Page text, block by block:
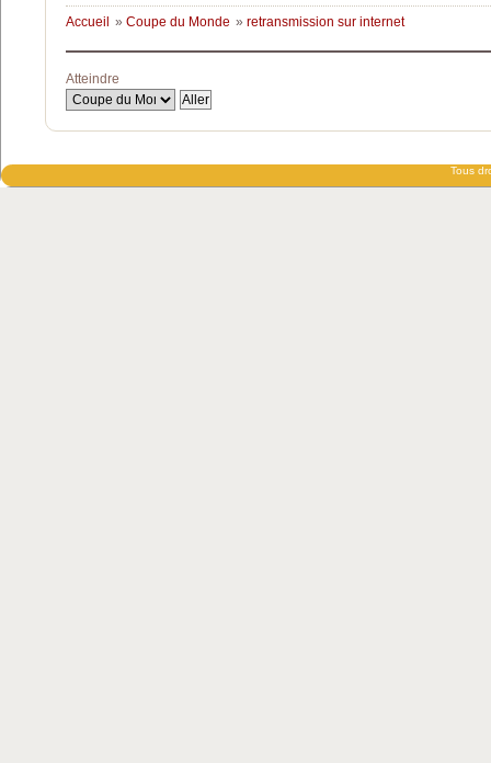
Accueil » Coupe du Monde » retransmission sur internet
Atteindre
Tous